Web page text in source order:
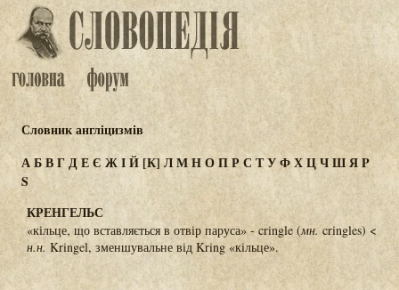
Словник англіцизмів
АБВГДЕЄ ЖІЙ[К] ЛМНОПР С ТУФХЦЧШЯP
S
КРЕНГЕЛЬС
«кільце, що вставляється в отвір паруса» - cringle (мн.cringles) <
н.н. Kringel, зменшувальне від Kring «кільце».